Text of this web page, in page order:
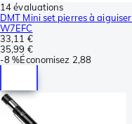
14 évaluations
DMT Mini set pierres à
W7EFC
33,11 €
35,99 €
-8 %Économisez 2,88